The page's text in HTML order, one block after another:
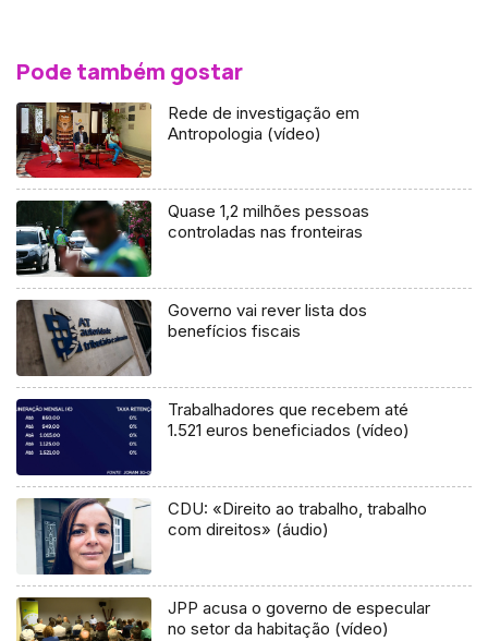
Pode também gostar
Rede de investigação em
Antropologia (vídeo)
Quase 1,2 milhões pessoas
controladas nas fronteiras
Governo vai rever lista dos
benefícios fiscais
Trabalhadores que recebem até
1.521 euros beneficiados (vídeo)
CDU: «Direito ao trabalho, trabalho
com direitos» (áudio)
JPP acusa o governo de especular
no setor da habitação (vídeo)